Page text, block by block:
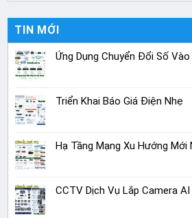
TIN MỚI
Ứng Dụng Chuyển Đổi Số
Triển Khai Báo Giá Điện Nhẹ
Hạ Tầng Mạng Xu Hướng Mới
CCTV Dịch Vụ Lắp Camera